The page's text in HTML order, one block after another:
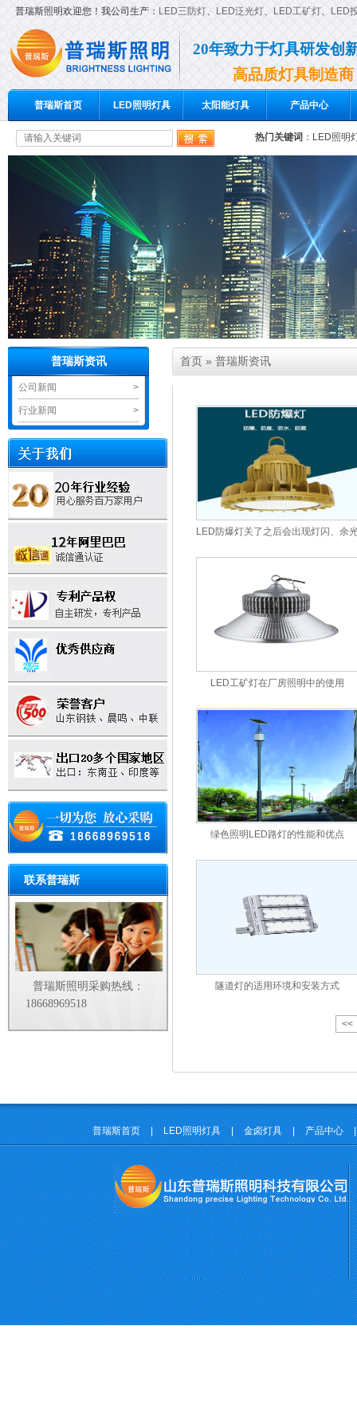
普瑞斯照明欢迎您！我公司生产： LED三防灯、 LED泛光灯、 LED工矿灯、 LED
20年致力于灯具研发创
高品质灯具制造商
普瑞斯首页 LED照明灯具 太阳能灯具 产品中心
热门关键词 ： LED照明
普瑞斯资讯
>
公司新闻
>
行业新闻
联系普瑞斯
普瑞斯照明采购热线：
18668969518
首页 » 普瑞斯资讯
LED防爆灯关了之后会出现灯闪、余
LED工矿灯在厂房照明中的使用
绿色照明LED路灯的性能和优点
隧道灯的适用环境和安装方式
<<
普瑞斯首页 | LED照明灯具 | 金卤灯具 | 产品中心 |